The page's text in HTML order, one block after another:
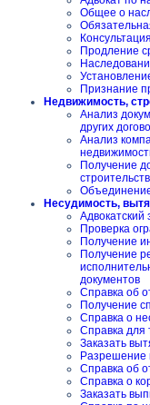
Общее о
Продление
Признание
Недвижимость,
Анализ
других
Анализ
Получение
Несудимость,
Адвокатский
Проверка
Получение
Получение
документов
Справка об
Получение
Справка о
Справка для
Заказать
Разрешение
Справка об
Справка о
Заказать